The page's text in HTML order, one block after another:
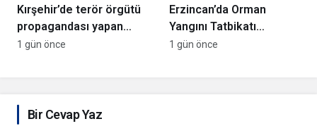
Kırşehir’de terör örgütü
propagandası yapan
şüpheli yakalandı
1 gün önce
Erzincan’da Orman
Yangını Tatbikatı
Gerçekleştirildi
1 gün önce
Bir Cevap Yaz